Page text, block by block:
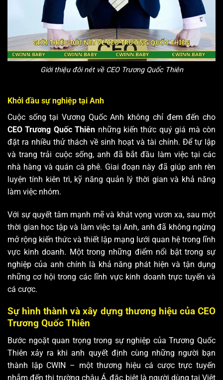
Giới thiệu đôi nét về CEO Trương Quốc Thiên
Khởi đầu sự nghiệp tại Anh
Cuộc sống tại Vương Quốc Anh không chỉ đem đến cho
CEO Trương Quốc Thiên những kiến thức quý giá mà còn
đặt ra nhiều thử thách về sinh hoạt và tài chính. Để tự lập
và trang trải cuộc sống, anh đã bắt đầu làm việc tại các
nhà hàng và quán cà phê. Giai đoạn này đã giúp anh rèn
luyện tính kiên trì, kỹ năng quản lý thời gian và khả năng
làm việc nhóm.
Với sự quyết tâm mạnh mẽ và khát vọng vươn xa, sau một
thời gian học tập và làm việc tại Anh, anh đã không ngừng
mở rộng kiến thức và thiết lập mạng lưới quan hệ trong lĩnh
vực kinh doanh. Một trong những điểm nổi bật trong sự
nghiệp của anh chính là khả năng phát hiện và tận dụng
những cơ hội trong các lĩnh vực kinh doanh trực tuyến và
cá cược.
Sự hình thành và xây dựng thương hiệu của CEO
Trương Quốc Thiên
Bước ngoặt quan trọng trong sự nghiệp của Trương Quốc
Thiên xảy ra khi anh quyết định cùng những người bạn
thành lập CWIN – một thương hiệu cá cược trực tuyến
nhắm đến thị trường châu Á, đặc biệt là người dùng tại Việt